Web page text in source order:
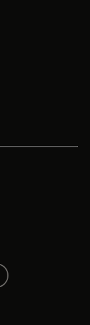
new tab
new tab
tab